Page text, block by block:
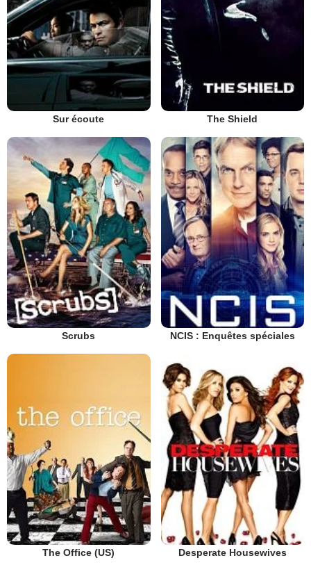
Sur écoute The Shield
Scrubs NCIS : Enquêtes spéciales
The Office (US) Desperate Housewives